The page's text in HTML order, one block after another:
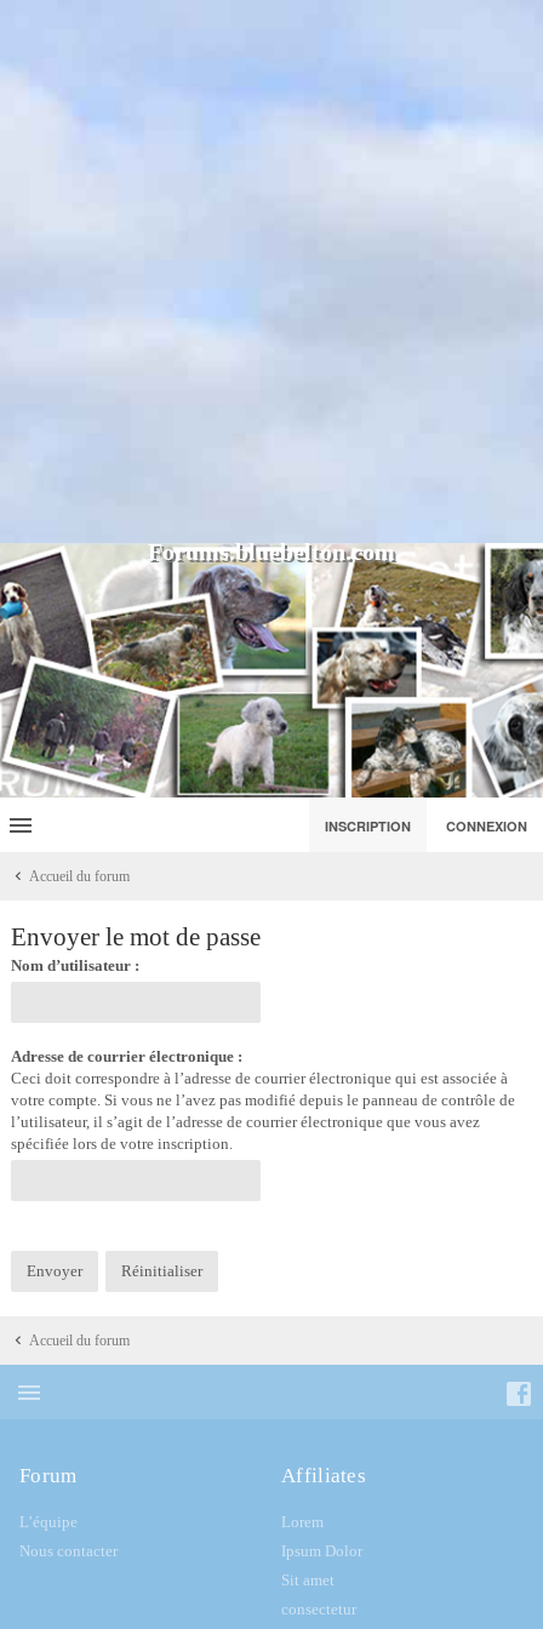
Forums.bluebelton.com
INSCRIPTION CONNEXION
Accueil du forum
Envoyer le mot de passe
Nom d’utilisateur :
Adresse de courrier électronique :
Ceci doit correspondre à l’adresse de courrier électronique qui est associée à
votre compte. Si vous ne l’avez pas modifié depuis le panneau de contrôle de
l’utilisateur, il s’agit de l’adresse de courrier électronique que vous avez
spécifiée lors de votre inscription.
Accueil du forum
Forum
L’équipe
Nous contacter
Affiliates
Lorem
Ipsum Dolor
Sit amet
consectetur